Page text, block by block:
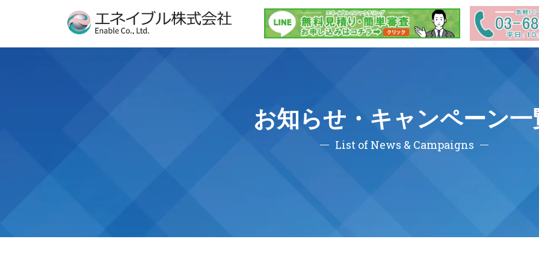
お知らせ・キャンペーン一
List of News & Campaigns